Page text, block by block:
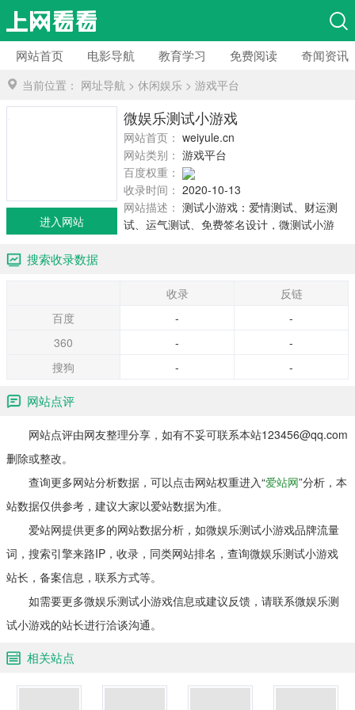
网站首页 电影导航 教育学习 免费阅读 奇闻资讯
当前位置： 网址导航 > 休闲娱乐 > 游戏平台
微娱乐测试小游戏
网站首页： weiyule.cn
网站类别： 游戏平台
百度权重：
收录时间： 2020-10-13
网站描述： 测试小游戏：爱情测试、财运测
试、运气测试、免费签名设计，微测试小游
进入网站
搜索收录数据
收录
反链
百度
-
-
360
-
-
搜狗
- -
网站点评
网站点评由网友整理分享，如有不妥可联系本站123456@qq.com
删除或整改。
查询更多网站分析数据，可以点击网站权重进入“爱站网”分析，本
站数据仅供参考，建议大家以爱站数据为准。
爱站网提供更多的网站数据分析，如微娱乐测试小游戏品牌流量
词，搜索引擎来路IP，收录，同类网站排名，查询微娱乐测试小游戏
站长，备案信息，联系方式等。
如需要更多微娱乐测试小游戏信息或建议反馈，请联系微娱乐测
试小游戏的站长进行洽谈沟通。
相关站点